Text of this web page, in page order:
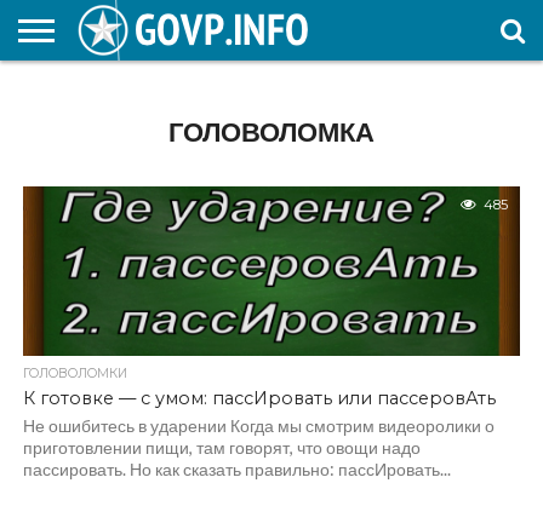
ОБРАЗОВАНИЕГОЛОВОЛОМКА
485
ГОЛОВОЛОМКИ
К готовке — с умом: пассИровать или пассеровАть
Не ошибитесь в ударении Когда мы смотрим видеоролики о
приготовлении пищи, там говорят, что овощи надо
пассировать. Но как сказать правильно: пассИровать...